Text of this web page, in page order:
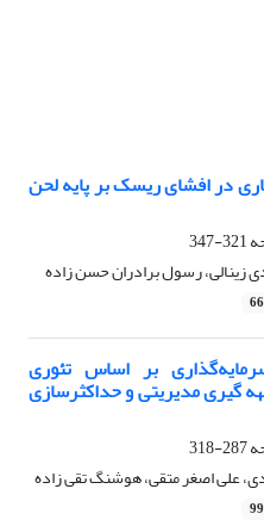
در افشای ریسک بر پایه لحن
321-347
زینالی، رسول برادران حسن زاده
بر اساس تئوری
گیری مدیریتی و حداکثرسازی
287-318
علی اصغر متقی، هوشنگ تقی زاده